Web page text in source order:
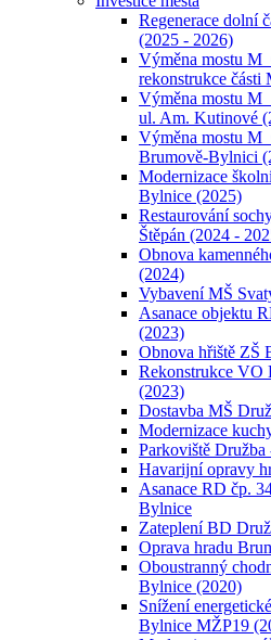
Regenerace dolní
(2025 - 2026)
Výměna mostu
rekonstrukce
Výměna mostu
ul. Am. Kutinové
Výměna mostu
Brumově-Bylnici
Modernizace
Bylnice (2025)
Restaurování
Štěpán (2024 -
Obnova
(2024)
Vybavení MŠ
Asanace objektu
(2023)
Obnova hřiště ZŠ
Rekonstrukce VO
(2023)
Dostavba MŠ
Modernizace
Parkoviště Družba
Havarijní opravy
Asanace RD čp.
Bylnice
Zateplení BD
Oprava hradu
Oboustranný
Bylnice (2020)
Snížení
Bylnice MŽP19